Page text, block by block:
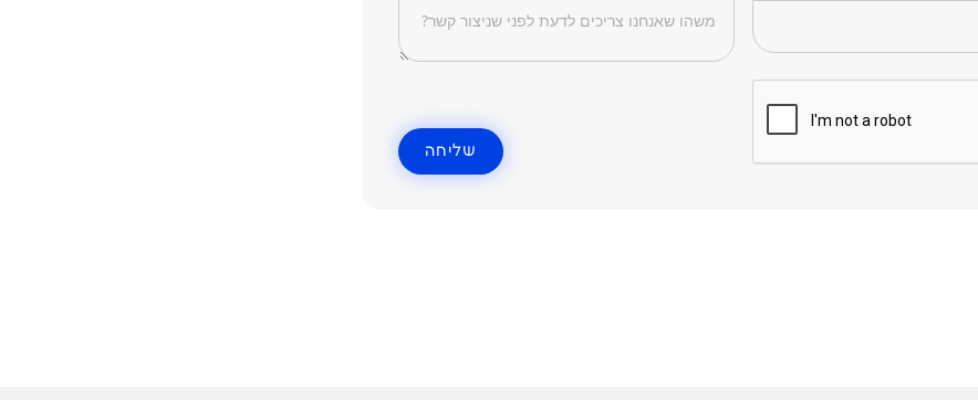
תוכן הודעה